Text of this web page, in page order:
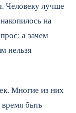
Человеку лучше
на
а зачем
нельзя
Многие из них
быть